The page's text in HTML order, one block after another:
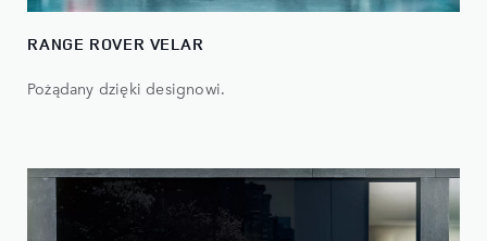
RANGE ROVER VELAR​
Pożądany dzięki designowi.